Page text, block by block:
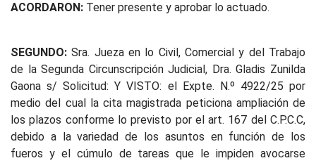
ACORDARON: Tener presente y aprobar lo actuado.
SEGUNDO: Sra. Jueza en lo Civil, Comercial y del Trabajo
de la Segunda Circunscripción Judicial, Dra. Gladis Zunilda
Gaona s/ Solicitud: Y VISTO: el Expte. N.º 4922/25 por
medio del cual la cita magistrada peticiona ampliación de
los plazos conforme lo previsto por el art. 167 del C.P.C.C,
debido a la variedad de los asuntos en función de los
fueros y el cúmulo de tareas que le impiden avocarse